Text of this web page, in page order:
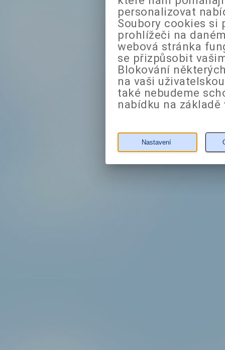
personalizovat
Soubory cookies si
prohlížeči na
webová stránka
se přizpůsobit
Blokování
na vaši
také nebudeme
nabídku na
Nastavení